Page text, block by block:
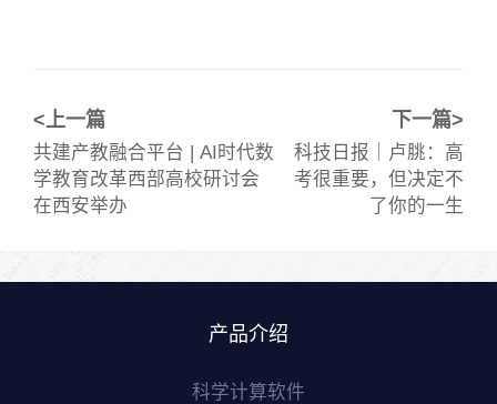
<上一篇
共建产教融合平台 | AI时代数
学教育改革西部高校研讨会
在西安举办
下一篇>
科技日报｜卢朓：高
考很重要，但决定不
了你的一生
产品介绍
科学计算软件